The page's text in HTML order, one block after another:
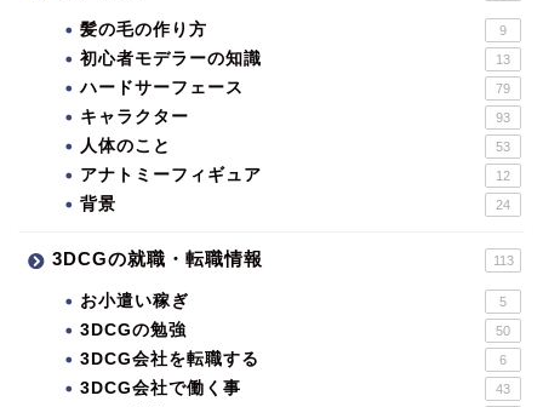
髪の毛の作り方 9
初心者モデラーの知識 13
ハードサーフェース 79
キャラクター 93
人体のこと 53
アナトミーフィギュア 12
背景 24
3DCGの就職・転職情報 113
お小遣い稼ぎ 5
3DCGの勉強 50
3DCG会社を転職する 6
3DCG会社で働く事 43